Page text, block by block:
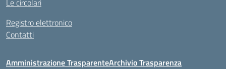
Le circolari
Registro elettronico
Contatti
Amministrazione TrasparenteArchivio Trasparenza